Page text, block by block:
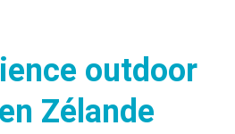
outdoor
Zélande